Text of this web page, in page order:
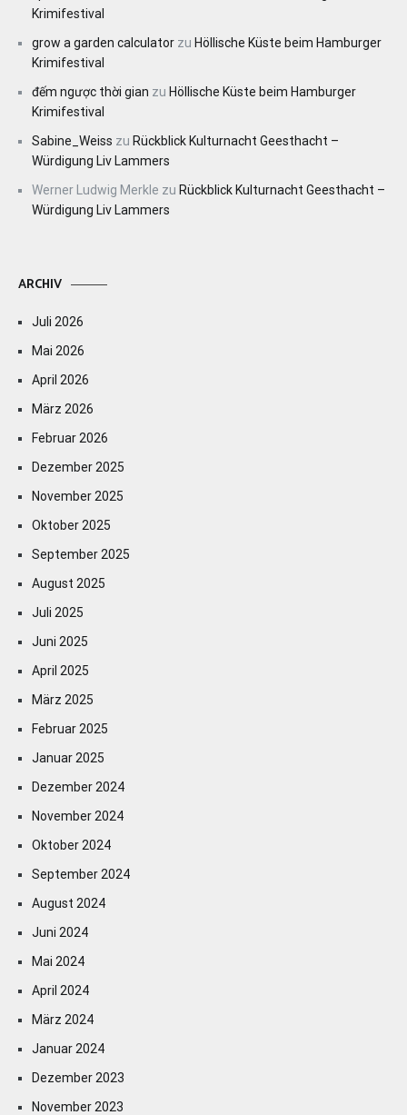
Krimifestival
grow a garden calculator zu Höllische Küste beim Hamburger
Krimifestival
đếm ngược thời gian zu Höllische Küste beim Hamburger
Krimifestival
Sabine_Weiss zu Rückblick Kulturnacht Geesthacht –
Würdigung Liv Lammers
Werner Ludwig Merkle zu Rückblick Kulturnacht Geesthacht –
Würdigung Liv Lammers
ARCHIV
Juli 2026
Mai 2026
April 2026
März 2026
Februar 2026
Dezember 2025
November 2025
Oktober 2025
September 2025
August 2025
Juli 2025
Juni 2025
April 2025
März 2025
Februar 2025
Januar 2025
Dezember 2024
November 2024
Oktober 2024
September 2024
August 2024
Juni 2024
Mai 2024
April 2024
März 2024
Januar 2024
Dezember 2023
November 2023